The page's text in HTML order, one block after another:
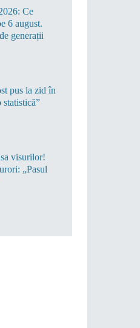
Ce
6 august.
generații
pus la zid în
visurilor!
„Pasul